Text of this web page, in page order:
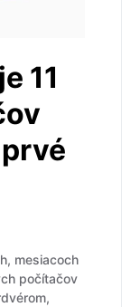
11
mesiacoch
počítačov